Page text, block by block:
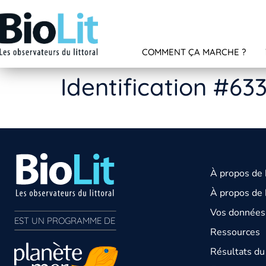
COMMENT ÇA MARCHE ?
Identification
EST UN PROGRAMME DE
À propos de
À propos de
Vos
Ressources
Résultats